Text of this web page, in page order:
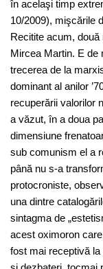
în acelaşi timp
10/2009), mişcările
Recitite acum, două
Mircea Martin. E de
trecerea de la
dominant al anilor
recuperării valorilor
a văzut, în a doua
dimensiune
sub comunism el a
până nu s-a
protocroniste,
una dintre
sintagma de
acest oximoron
fost mai receptivă